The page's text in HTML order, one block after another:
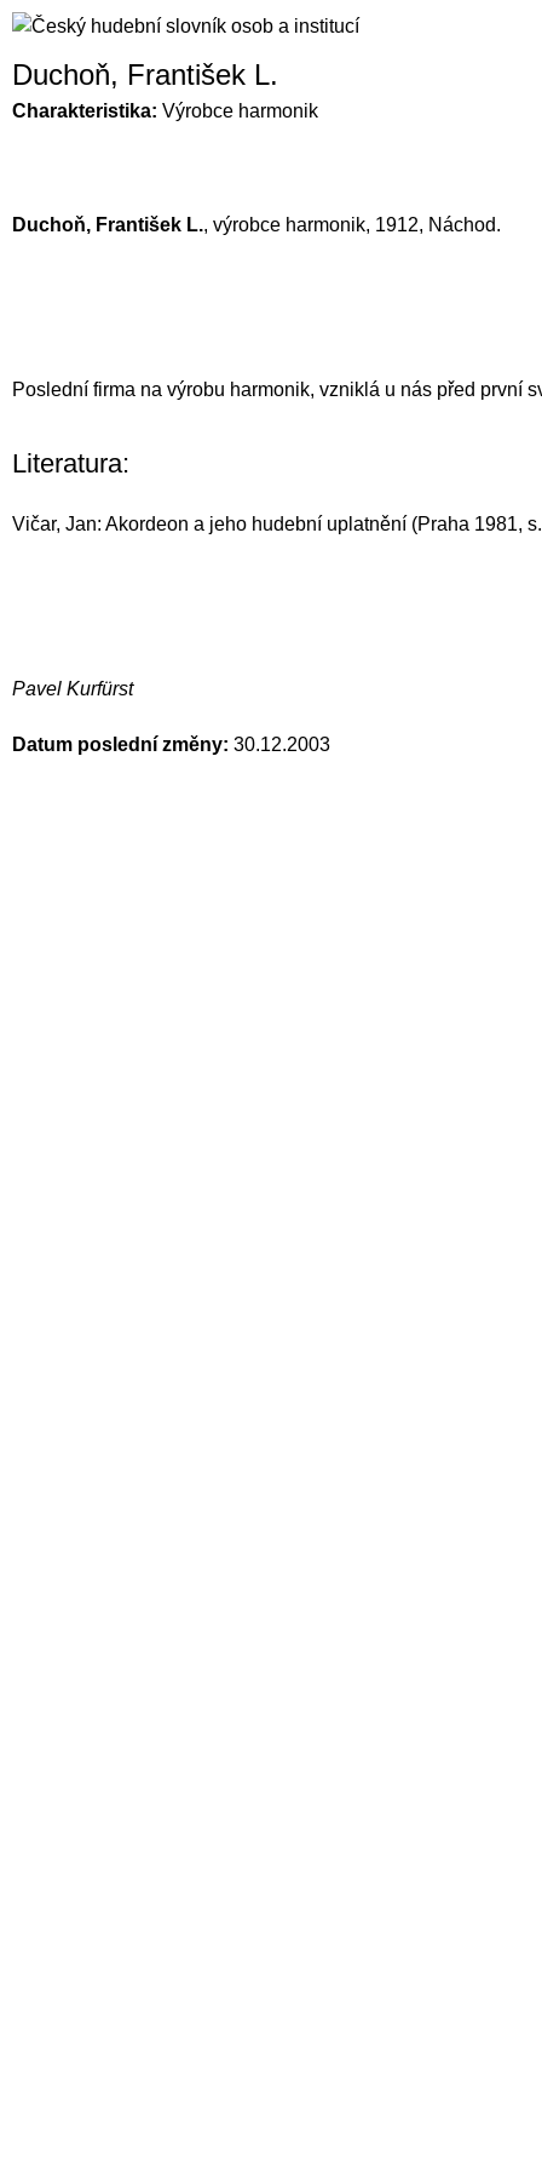
Duchoň, František L.
Charakteristika: Výrobce harmonik
Duchoň, František L., výrobce harmonik, 1912, Náchod.
Poslední firma na výrobu harmonik, vzniklá u nás před první
Literatura:
Vičar, Jan: Akordeon a jeho hudební uplatnění (Praha 1981,
Pavel Kurfürst
Datum poslední změny: 30.12.2003